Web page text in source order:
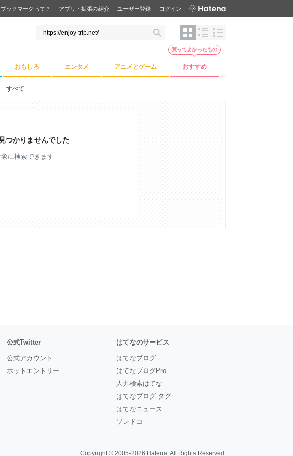
ックマークって？ アプリ・拡張の紹介 ユーザー登録 ログイン
おもしろ エンタメ アニメとゲーム おすすめ
買ってよかったもの
すべて
つかりませんでした
に検索できます
公式Twitter
公式アカウント
ホットエントリー
はてなのサービス
はてなブログ
はてなブログPro
人力検索はてな
はてなブログ タグ
はてなニュース
ソレドコ
Copyright © 2005-2026 Hatena. All Rights Reserved.